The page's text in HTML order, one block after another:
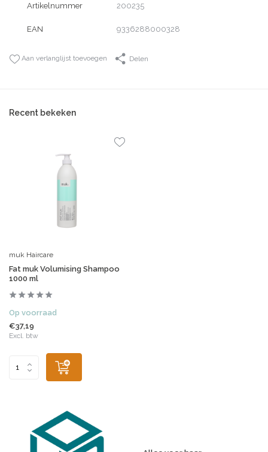
Artikelnummer 200235
EAN 9336288000328
Aan verlanglijst toevoegen Delen
Recent bekeken
muk Haircare
Fat muk Volumising Shampoo
1000 ml
Op voorraad
€37,19
Excl. btw